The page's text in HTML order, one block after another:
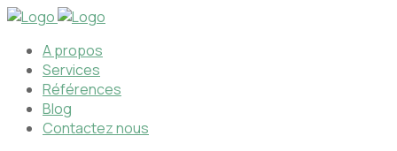
A propos
Services
Références
Blog
Contactez nous